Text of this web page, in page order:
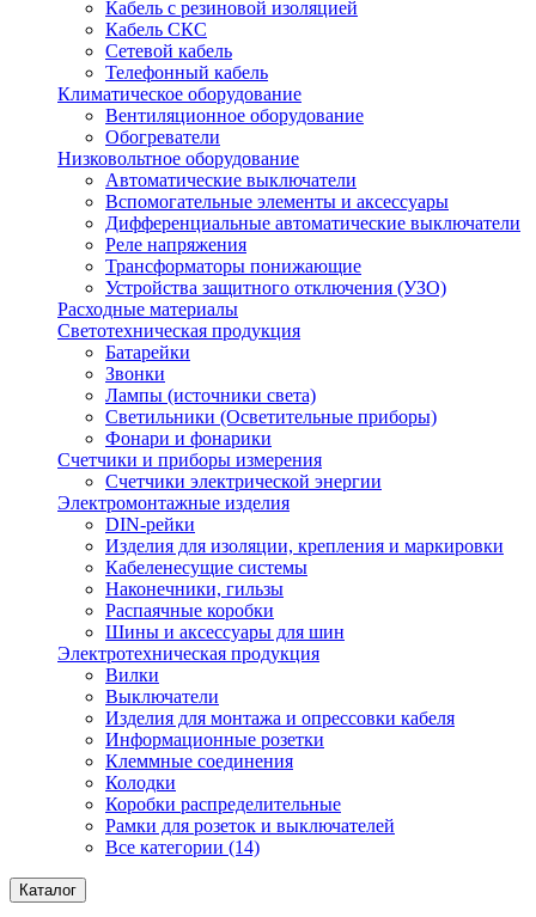
Кабель с резиновой изоляцией
Кабель СКС
Сетевой кабель
Телефонный кабель
Климатическое оборудование
Вентиляционное оборудование
Обогреватели
Низковольтное оборудование
Автоматические выключатели
Вспомогательные элементы и аксессуары
Дифференциальные автоматические выключатели
Реле напряжения
Трансформаторы понижающие
Устройства защитного отключения (УЗО)
Расходные материалы
Светотехническая продукция
Батарейки
Звонки
Лампы (источники света)
Светильники (Осветительные приборы)
Фонари и фонарики
Счетчики и приборы измерения
Счетчики электрической энергии
Электромонтажные изделия
DIN-рейки
Изделия для изоляции, крепления и маркировки
Кабеленесущие системы
Наконечники, гильзы
Распаячные коробки
Шины и аксессуары для шин
Электротехническая продукция
Вилки
Выключатели
Изделия для монтажа и опрессовки кабеля
Информационные розетки
Клеммные соединения
Колодки
Коробки распределительные
Рамки для розеток и выключателей
Все категории (14)
Каталог